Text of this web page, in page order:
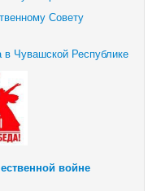
Совету
Чувашской Республике
войне